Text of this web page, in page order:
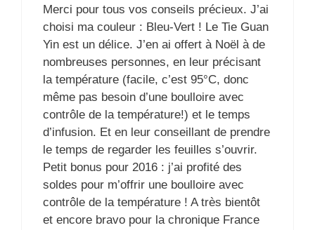
Merci pour tous vos conseils précieux. J’ai
choisi ma couleur : Bleu-Vert ! Le Tie Guan
Yin est un délice. J’en ai offert à Noël à de
nombreuses personnes, en leur précisant
la température (facile, c’est 95°C, donc
même pas besoin d’une boulloire avec
contrôle de la température!) et le temps
d’infusion. Et en leur conseillant de prendre
le temps de regarder les feuilles s’ouvrir.
Petit bonus pour 2016 : j’ai profité des
soldes pour m’offrir une boulloire avec
contrôle de la température ! A très bientôt
et encore bravo pour la chronique France